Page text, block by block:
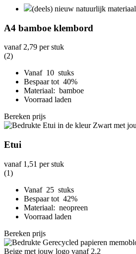
(deels) nieuw natuurlijk materiaal
A4 bamboe klembord
vanaf 2,79 per stuk
(2)
Vanaf 10 stuks
Bespaar tot 40%
Materiaal: bamboe
Voorraad laden
Bereken prijs
Etui
vanaf 1,51 per stuk
(1)
Vanaf 25 stuks
Bespaar tot 42%
Materiaal: neopreen
Voorraad laden
Bereken prijs